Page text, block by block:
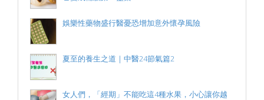
娛樂性藥物盛行醫憂恐增加意外懷孕風險
夏至的養生之道｜中醫24節氣篇2
女人們，「經期」不能吃這4種水果，小心讓你越